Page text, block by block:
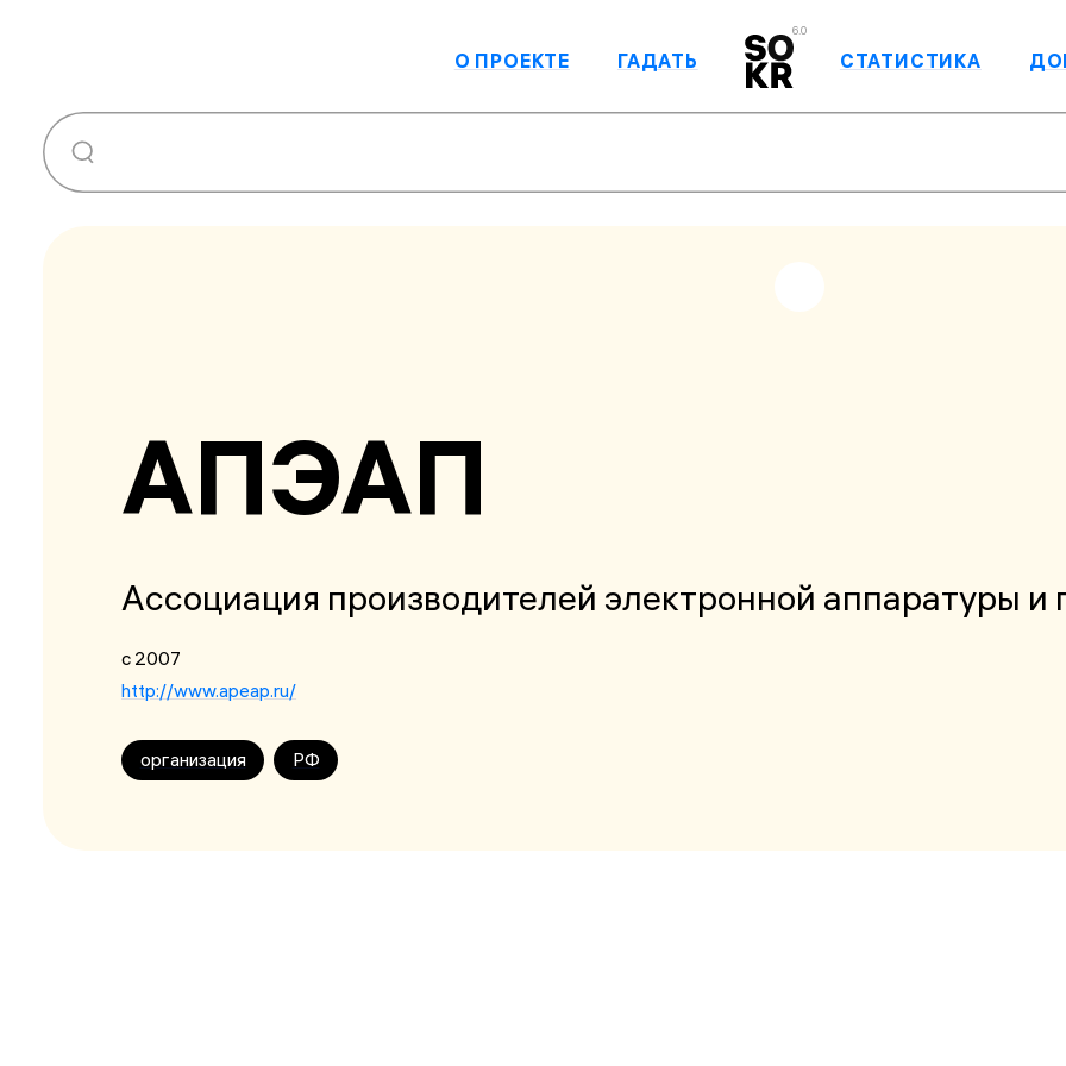
6.0
О ПРОЕКТЕ ГАДАТЬ СТАТИСТИКА
АПЭАП
Ассоциация производителей электронной аппаратуры и
с 2007
http://www.apeap.ru/
организация РФ